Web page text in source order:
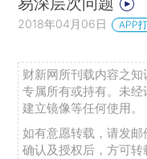
2018年04月06日 APP
财新网所刊载内容之
专属所有或持有。未
建立镜像等任何使用。
如有意愿转载，请发邮
确认及授权后，方可转